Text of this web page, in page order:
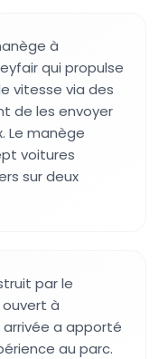
à
qui propulse
vitesse via des
de les envoyer
Le manège
voitures
sur deux
par le
à
arrivée a apporté
au parc.